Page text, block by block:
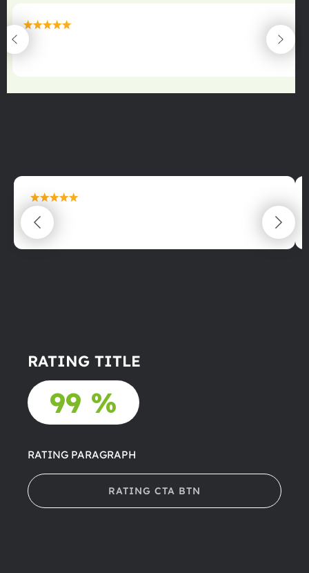
maximální spokojenost
22.06.2025
maximální spokojenost
22.06.2025
RATING TITLE
99 %
RATING PARAGRAPH
RATING CTA BTN